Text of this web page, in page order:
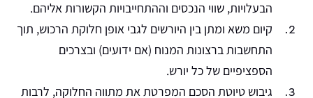
הבעלויות, שווי הנכסים וההתחייבויות הקשורות אליהם.
קיום משא ומתן בין היורשים לגבי אופן חלוקת הרכוש, תוך
התחשבות ברצונות המנוח (אם ידועים) ובצרכים
הספציפיים של כל יורש.
גיבוש טיוטת הסכם המפרטת את מתווה החלוקה, לרבות